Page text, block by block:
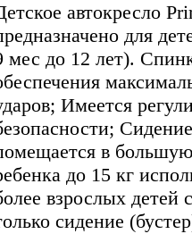
автокресло
для
мес до 12 лет).
Имеется
в
до 15 кг
взрослых детей
сидение